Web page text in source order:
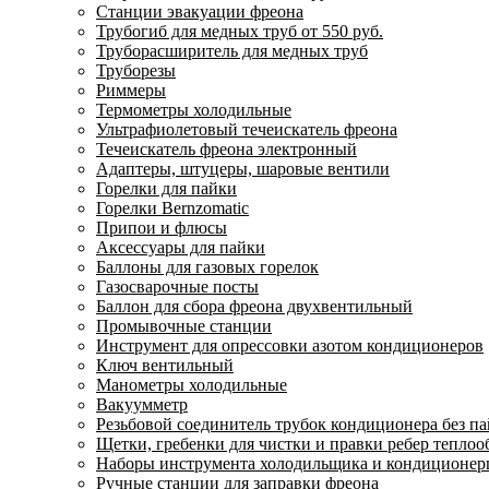
Станции эвакуации фреона
Трубогиб для медных труб от 550 руб.
Труборасширитель для медных труб
Труборезы
Риммеры
Термометры холодильные
Ультрафиолетовый течеискатель фреона
Течеискатель фреона электронный
Адаптеры, штуцеры, шаровые вентили
Горелки для пайки
Горелки Bernzomatic
Припои и флюсы
Аксессуары для пайки
Баллоны для газовых горелок
Газосварочные посты
Баллон для сбора фреона двухвентильный
Промывочные станции
Инструмент для опрессовки азотом кондиционеров
Ключ вентильный
Манометры холодильные
Вакуумметр
Резьбовой соединитель трубок кондиционера без
Щетки, гребенки для чистки и правки ребер
Наборы инструмента холодильщика и
Ручные станции для заправки фреона